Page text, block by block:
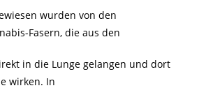
wurden von den
Fasern, die aus den
in die Lunge gelangen und dort
wirken. In